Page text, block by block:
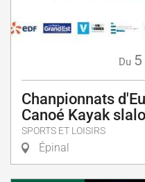
Du 5
Chanpionnats
Canoé Kayak
SPORTS ET LOISIRS
Épinal